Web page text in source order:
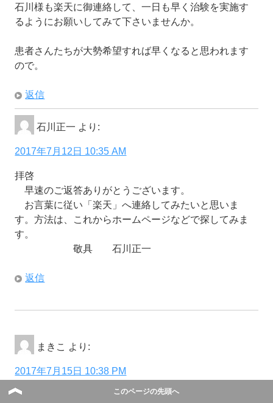
石川様も楽天に御連絡して、一日も早く治験を実施す
るようにお願いしてみて下さいませんか。
患者さんたちが大勢希望すれば早くなると思われます
ので。
返信
石川正一 より:
2017年7月12日 10:35 AM
拝啓
早速のご返答ありがとうございます。
お言葉に従い「楽天」へ連絡してみたいと思いま
す。方法は、これからホームページなどで探してみま
す。
敬具 石川正一
返信
まきこ より:
2017年7月15日 10:38 PM
初めまして。 このページの先頭へ